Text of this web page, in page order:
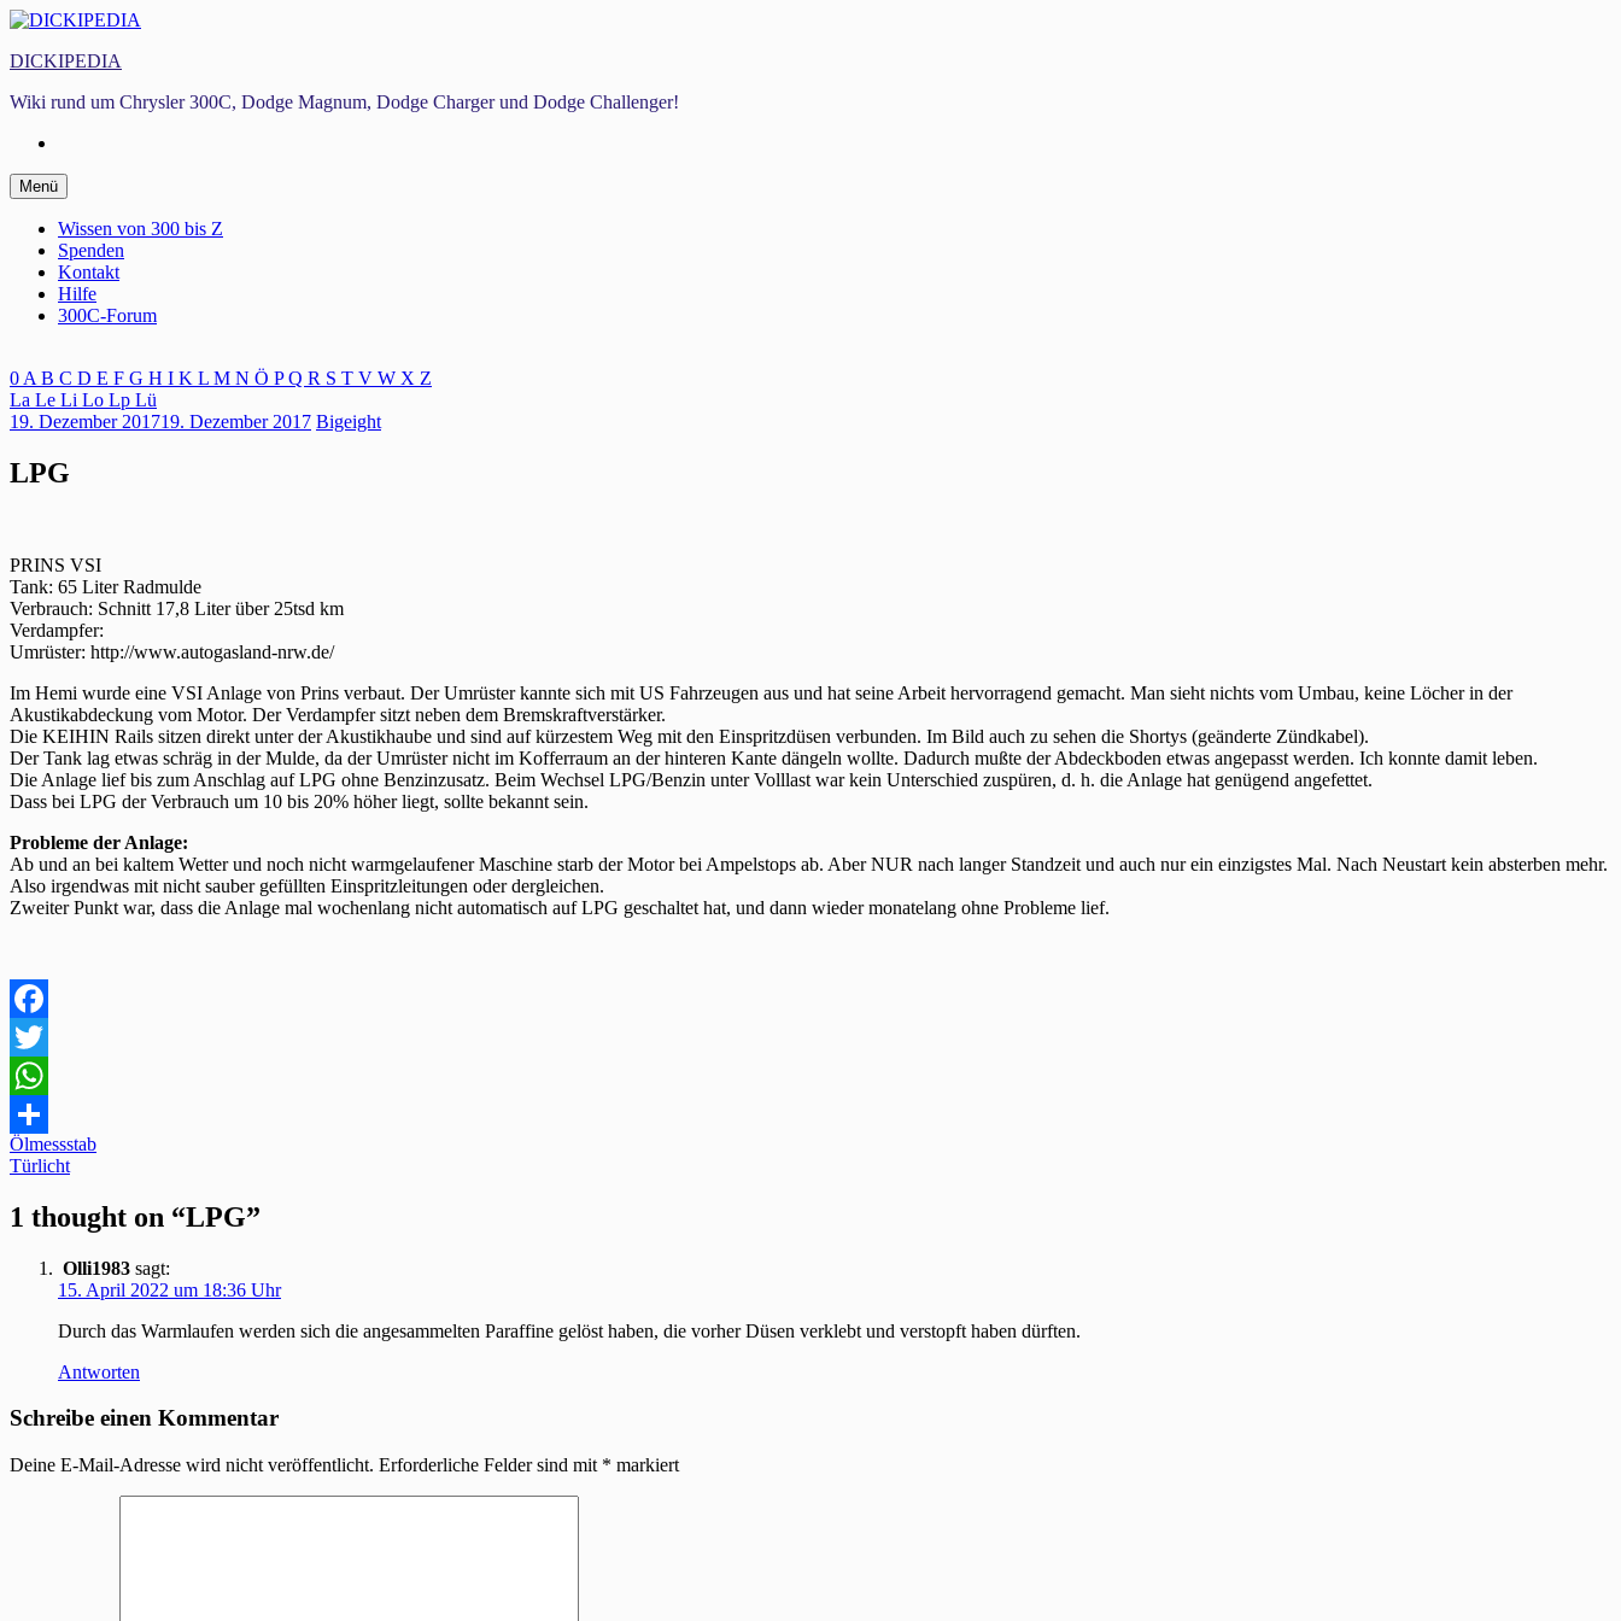
Zum
springen
DICKIPEDIA
Wiki rund um Chrysler 300C, Dodge Magnum, Dodge Charger und Dodge Challenger!
Menü Zum
Inhalt
springen
Wissen von 300 bis Z
Spenden
Kontakt
Hilfe
300C-Forum
0 A B C D E F G H I K L M N Ö PQ R S T V W X Z
La Le Li Lo Lp Lü
19. Dezember 201719. Dezember 2017 Bigeight
LPG
PRINS VSI
Tank: 65 Liter Radmulde
Verbrauch: Schnitt 17,8 Liter über 25tsd km
Verdampfer:
Umrüster: http://www.autogasland-nrw.de/
Im Hemi wurde eine VSI Anlage von Prins verbaut. Der Umrüster kannte sich mit US Fahrzeugen aus und hat seine Arbeit hervorragend gemacht. Man sieht nichts vom Umbau, keine Löcher in der
Akustikabdeckung vom Motor. Der Verdampfer sitzt neben dem Bremskraftverstärker.
Die KEIHIN Rails sitzen direkt unter der Akustikhaube und sind auf kürzestem Weg mit den Einspritzdüsen verbunden. Im Bild auch zu sehen die Shortys (geänderte Zündkabel).
Der Tank lag etwas schräg in der Mulde, da der Umrüster nicht im Kofferraum an der hinteren Kante dängeln wollte. Dadurch mußte der Abdeckboden etwas angepasst werden. Ich konnte damit leben.
Die Anlage lief bis zum Anschlag auf LPG ohne Benzinzusatz. Beim Wechsel LPG/Benzin unter Volllast war kein Unterschied zuspüren, d. h. die Anlage hat genügend angefettet.
Dass bei LPG der Verbrauch um 10 bis 20% höher liegt, sollte bekannt sein.
Probleme der Anlage:
Ab und an bei kaltem Wetter und noch nicht warmgelaufener Maschine starb der Motor bei Ampelstops ab. Aber NUR nach langer Standzeit und auch nur ein einzigstes Mal. Nach Neustart kein absterben mehr.
Also irgendwas mit nicht sauber gefüllten Einspritzleitungen oder dergleichen.
Zweiter Punkt war, dass die Anlage mal wochenlang nicht automatisch auf LPG geschaltet hat, und dann wieder monatelang ohne Probleme lief.
Facebook
Twitter
WhatsApp
Teilen
Beitragsnavigation
Ölmessstab
Türlicht
1 thought on “LPG”
Olli1983 sagt:
15. April 2022 um 18:36 Uhr
Durch das Warmlaufen werden sich die angesammelten Paraffine gelöst haben, die vorher Düsen verklebt und verstopft haben dürften.
Antworten
Schreibe einen Kommentar
Deine E-Mail-Adresse wird nicht veröffentlicht. Erforderliche Felder sind mit * markiert